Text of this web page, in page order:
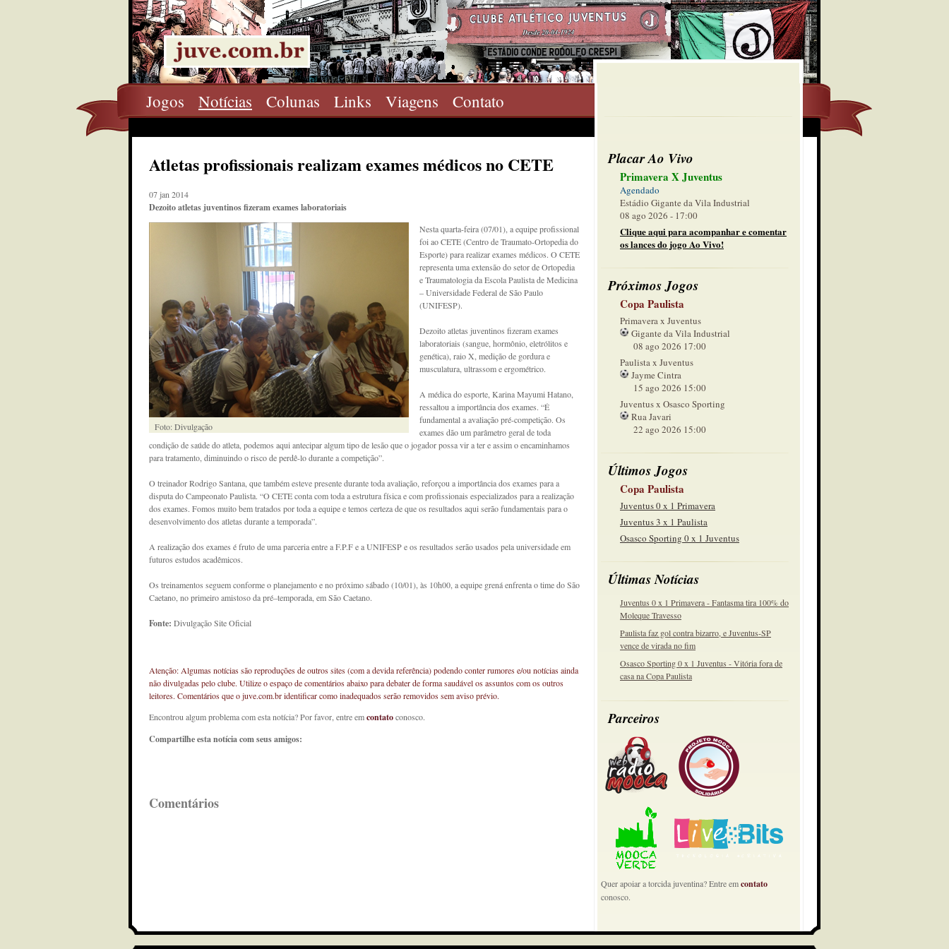
Jogos Notícias Colunas Links Viagens Contato
Placar Ao Vivo
Primavera X Juventus
Agendado
Estádio Gigante da Vila Industrial
08 ago 2026 - 17:00
Clique aqui para acompanhar e comentar
os lances do jogo Ao Vivo!
Próximos Jogos
Copa Paulista
Primavera x Juventus
Gigante da Vila Industrial
08 ago 2026 17:00
Paulista x Juventus
Jayme Cintra
15 ago 2026 15:00
Juventus x Osasco Sporting
Rua Javari
22 ago 2026 15:00
Últimos Jogos
Copa Paulista
Juventus 0 x 1 Primavera
Juventus 3 x 1 Paulista
Osasco Sporting 0 x 1 Juventus
Últimas Notícias
Juventus 0 x 1 Primavera - Fantasma tira 100% do
Moleque Travesso
Paulista faz gol contra bizarro, e Juventus-SP
vence de virada no fim
Osasco Sporting 0 x 1 Juventus - Vitória fora de
casa na Copa Paulista
Parceiros
Quer apoiar a torcida juventina? Entre emcontato
conosco.
Atletas profissionais realizam exames médicos no CETE
07 jan 2014
Dezoito atletas juventinos fizeram exames laboratoriais
Foto: Divulgação
Nesta quarta-feira (07/01), a equipe profissional
foi ao CETE (Centro de Traumato-Ortopedia do
Esporte) para realizar exames médicos. O CETE
representa uma extensão do setor de Ortopedia
e Traumatologia da Escola Paulista de Medicina
– Universidade Federal de São Paulo
(UNIFESP).
Dezoito atletas juventinos fizeram exames
laboratoriais (sangue, hormônio, eletrólitos e
genética), raio X, medição de gordura e
musculatura, ultrassom e ergométrico.
A médica do esporte, Karina Mayumi Hatano,
ressaltou a importância dos exames. “É
fundamental a avaliação pré-competição. Os
exames dão um parâmetro geral de toda
condição de saúde do atleta, podemos aqui antecipar algum tipo de lesão que o jogador possa vir a ter e assim o encaminhamos
para tratamento, diminuindo o risco de perdê-lo durante a competição”.
O treinador Rodrigo Santana, que também esteve presente durante toda avaliação, reforçou a importância dos exames para a
disputa do Campeonato Paulista. “O CETE conta com toda a estrutura física e com profissionais especializados para a realização
dos exames. Fomos muito bem tratados por toda a equipe e temos certeza de que os resultados aqui serão fundamentais para o
desenvolvimento dos atletas durante a temporada”.
A realização dos exames é fruto de uma parceria entre a F.P.F e a UNIFESP e os resultados serão usados pela universidade em
futuros estudos acadêmicos.
Os treinamentos seguem conforme o planejamento e no próximo sábado (10/01), às 10h00, a equipe grená enfrenta o time do São
Caetano, no primeiro amistoso da pré–temporada, em São Caetano.
Fonte: Divulgação Site Oficial
Atenção: Algumas notícias são reproduções de outros sites (com a devida referência) podendo conter rumores e/ou notícias ainda
não divulgadas pelo clube. Utilize o espaço de comentários abaixo para debater de forma saudável os assuntos com os outros
leitores. Comentários que o juve.com.br identificar como inadequados serão removidos sem aviso prévio.
Encontrou algum problema com esta notícia? Por favor, entre emcontatoconosco.
Compartilhe esta notícia com seus amigos:
Comentários